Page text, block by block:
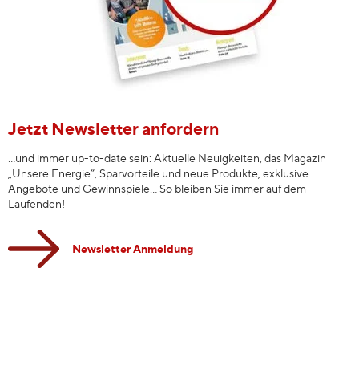
Jetzt Newsletter anfordern
…und immer up-to-date sein: Aktuelle Neuigkeiten, das Magazin
„Unsere Energie”, Sparvorteile und neue Produkte, exklusive
Angebote und Gewinnspiele… So bleiben Sie immer auf dem
Laufenden!
Newsletter Anmeldung